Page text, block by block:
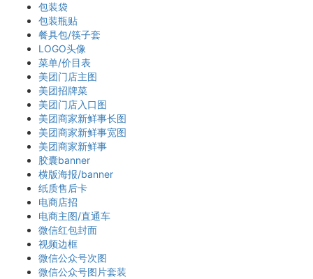
包装袋
包装瓶贴
餐具包/筷子套
LOGO头像
菜单/价目表
美团门店主图
美团招牌菜
美团门店入口图
美团商家新鲜事长图
美团商家新鲜事宽图
美团商家新鲜事
胶囊banner
横版海报/banner
纸质售后卡
电商店招
电商主图/直通车
微信红包封面
视频边框
微信公众号次图
微信公众号图片套装